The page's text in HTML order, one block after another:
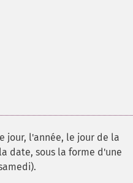
jour, l'année, le jour de la
date, sous la forme d'une